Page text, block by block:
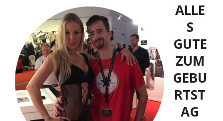
ALLE
S
GUTE
ZUM
GEBU
RTST
AG